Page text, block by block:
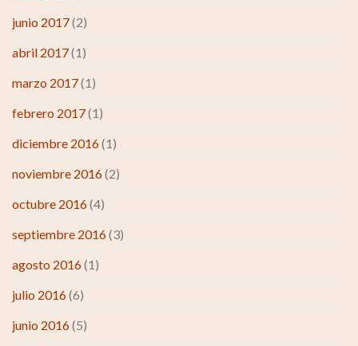
junio 2017(2)
abril 2017(1)
marzo 2017(1)
febrero 2017(1)
diciembre 2016(1)
noviembre 2016(2)
octubre 2016(4)
septiembre 2016(3)
agosto 2016(1)
julio 2016(6)
junio 2016(5)